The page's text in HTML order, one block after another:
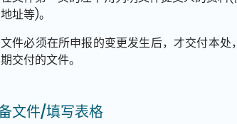
地址等)。
文件必须在所申报的变更发生后，才交付本
期交付的文件。
文件/填写表格